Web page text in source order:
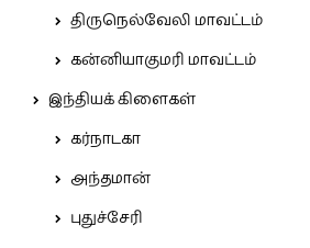
திருநெல்வேலி மாவட்டம்
கன்னியாகுமரி மாவட்டம்
இந்தியக் கிளைகள்
கர்நாடகா
அந்தமான்
புதுச்சேரி